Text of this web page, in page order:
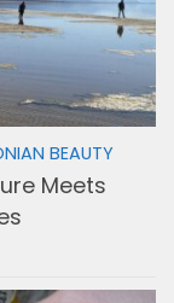
BEAUTY
Meets